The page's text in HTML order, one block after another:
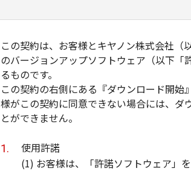
この契約は、お客様とキヤノン株式会社
のバージョンアップソフトウェア（以下「
るものです。
この契約の右側にある『ダウンロード開
様がこの契約に同意できない場合には、
とができません。
使用許諾
(1) お客様は、「許諾ソフトウェア」